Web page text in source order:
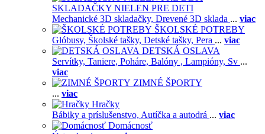
SKLADAČKY NIELEN PRE DETI
Mechanické 3D skladačky, Drevené 3D sklada ... viac
ŠKOLSKÉ POTREBY
Glóbusy, Školské tašky, Detské tašky, Pera ... viac
DETSKÁ OSLAVA
Servítky, Taniere, Poháre, Balóny , Lampióny, Sv ...
viac
ZIMNÉ ŠPORTY
... viac
Hračky
Bábiky a príslušenstvo, Autíčka a autodrá ... viac
Domácnosť